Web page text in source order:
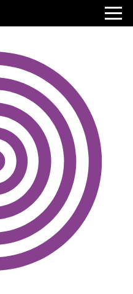
TYPE
ÉCOLE
TAILLE
ANNÉE DE NAISSANCE